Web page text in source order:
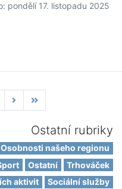
pondělí 17. listopadu 2025
Ostatní rubriky
Osobnosti našeho regionu
Ostatní
Trhováček
aktivit
Sociální služby